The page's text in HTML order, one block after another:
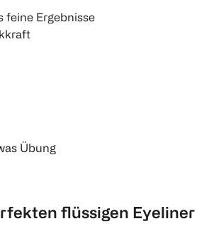
feine Ergebnisse
Übung
flüssigen Eyeliner